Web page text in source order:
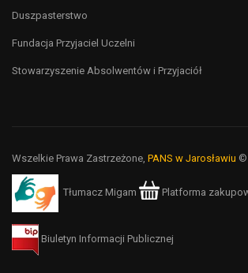
Duszpasterstwo
Fundacja Przyjaciel Uczelni
Stowarzyszenie Absolwentów i Przyjaciół
Wszelkie Prawa Zastrzeżone, PANS w Jarosławiu ©
Tłumacz Migam Platforma
Biuletyn Informacji Publicznej